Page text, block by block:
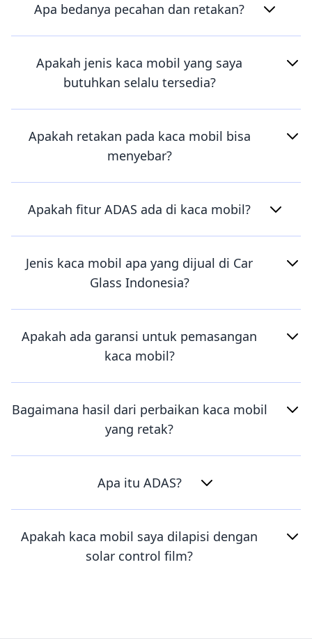
Apa bedanya pecahan dan retakan?
Apakah jenis kaca mobil yang saya
butuhkan selalu tersedia?
Apakah retakan pada kaca mobil bisa
menyebar?
Apakah fitur ADAS ada di kaca mobil?
Jenis kaca mobil apa yang dijual di Car
Glass Indonesia?
Apakah ada garansi untuk pemasangan
kaca mobil?
Bagaimana hasil dari perbaikan kaca mobil
yang retak?
Apa itu ADAS?
Apakah kaca mobil saya dilapisi dengan
solar control film?